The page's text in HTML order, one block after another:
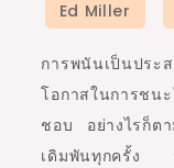
การพนันเป็นปร
โอกาสในการชน
ชอบ อย่างไรก็ต
เดิมพันทุกครั้ง จ